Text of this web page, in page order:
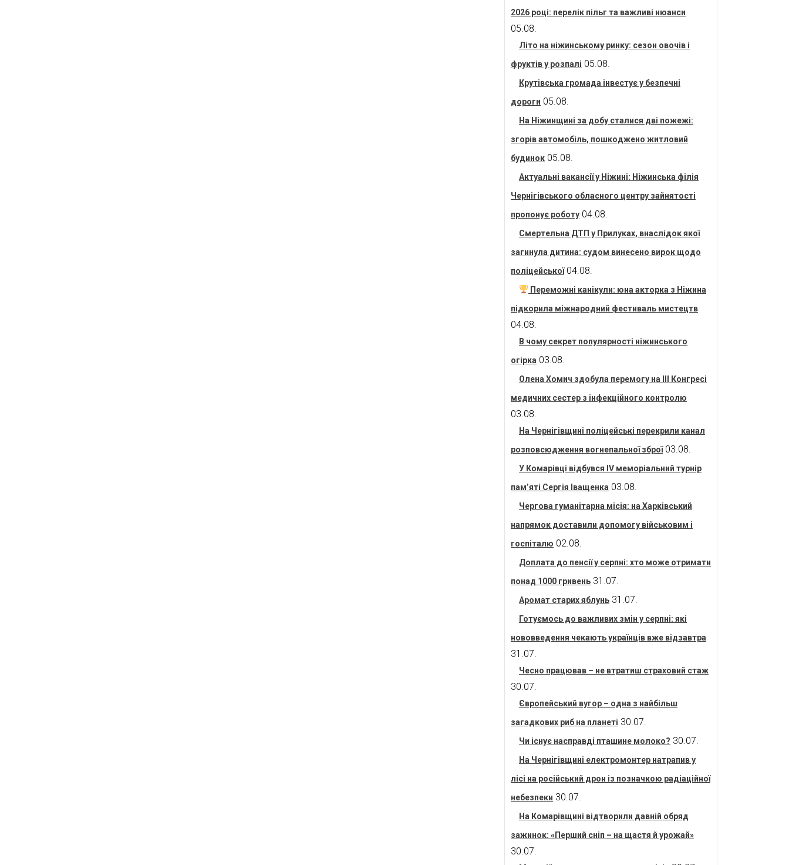
2026 році: перелік пільг та важливі нюанси
05.08.
Літо на ніжинському ринку: сезон овочів і
фруктів у розпалі 05.08.
Крутівська громада інвестує у безпечні
дороги 05.08.
На Ніжинщині за добу сталися дві пожежі:
згорів автомобіль, пошкоджено житловий
будинок 05.08.
Актуальні вакансії у Ніжині: Ніжинська філія
Чернігівського обласного центру зайнятості
пропонує роботу 04.08.
Смертельна ДТП у Прилуках, внаслідок якої
загинула дитина: судом винесено вирок щодо
поліцейської 04.08.
Переможні канікули: юна акторка з Ніжина
підкорила міжнародний фестиваль мистецтв
04.08.
В чому секрет популярності ніжинського
огірка 03.08.
Олена Хомич здобула перемогу на ІІІ Конгресі
медичних сестер з інфекційного контролю
03.08.
На Чернігівщині поліцейські перекрили канал
розповсюдження вогнепальної зброї 03.08.
У Комарівці відбувся IV меморіальний турнір
пам’яті Сергія Іващенка 03.08.
Чергова гуманітарна місія: на Харківський
напрямок доставили допомогу військовим і
госпіталю 02.08.
Доплата до пенсії у серпні: хто може отримати
понад 1000 гривень 31.07.
Аромат старих яблунь 31.07.
Готуємось до важливих змін у серпні: які
нововведення чекають українців вже відзавтра
31.07.
Чесно працював – не втратиш страховий стаж
30.07.
Європейський вугор – одна з найбільш
загадкових риб на планеті 30.07.
Чи існує насправді пташине молоко? 30.07.
На Чернігівщині електромонтер натрапив у
лісі на російський дрон із позначкою радіаційної
небезпеки 30.07.
На Комарівщині відтворили давній обряд
зажинок: «Перший сніп – на щастя й урожай»
30.07.